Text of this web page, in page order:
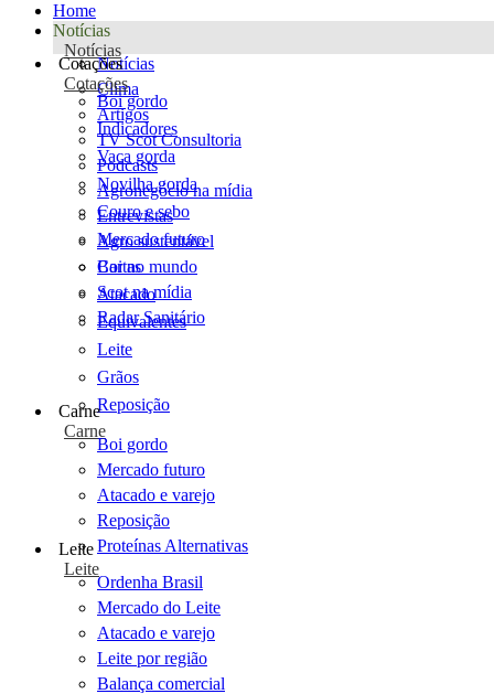
Home
Notícias
Notícias
Notícias
Clima
Artigos
TV Scot Consultoria
Podcasts
Agronegócio na mídia
Entrevistas
Agro sustentável
Cartas
Scot na mídia
Radar Sanitário
Cotações
Cotações
Boi gordo
Indicadores
Vaca gorda
Novilha gorda
Couro e sebo
Mercado futuro
Boi no mundo
Atacado
Equivalentes
Leite
Grãos
Reposição
Carne
Carne
Boi gordo
Mercado futuro
Atacado e varejo
Reposição
Proteínas Alternativas
Leite
Leite
Ordenha Brasil
Mercado do Leite
Atacado e varejo
Leite por região
Balança comercial